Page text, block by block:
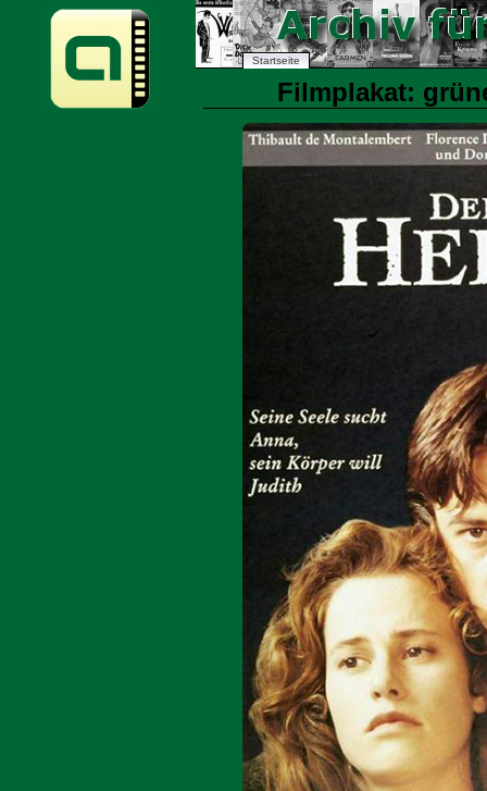
Startseite
Filmplakat: